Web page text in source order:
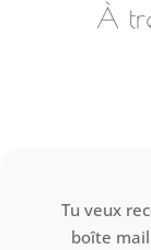
À
Tu veux
boîte